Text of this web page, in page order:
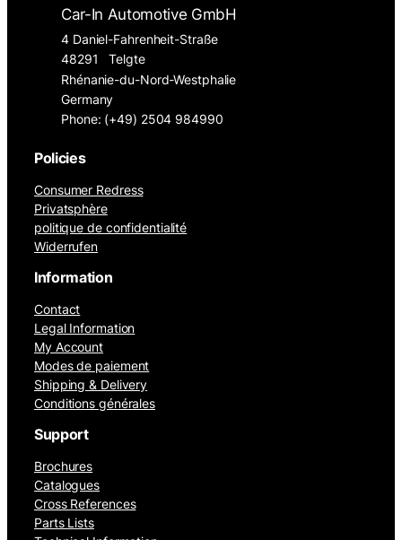
Car-In Automotive GmbH
4 Daniel-Fahrenheit-Straße
48291
Telgte
Rhénanie-du-Nord-Westphalie
Germany
Phone: (+49) 2504 984990
Policies
Consumer Redress
Privatsphère
politique de confidentialité
Widerrufen
Information
Contact
Legal Information
My Account
Modes de paiement
Shipping & Delivery
Conditions générales
Support
Brochures
Catalogues
Cross References
Parts Lists